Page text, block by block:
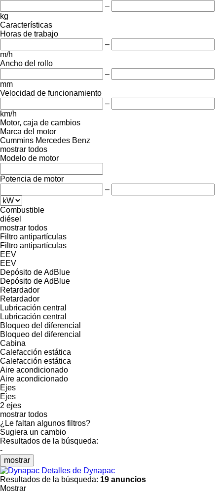
–
kg
Características
Horas de trabajo
–
m/h
Ancho del rollo
–
mm
Velocidad de funcionamiento
–
km/h
Motor, caja de cambios
Marca del motor
Cummins Mercedes Benz
mostrar todos
Modelo de motor
Potencia de motor
–
Combustible
diésel
mostrar todos
Filtro antipartículas
Filtro antipartículas
EEV
EEV
Depósito de AdBlue
Depósito de AdBlue
Retardador
Retardador
Lubricación central
Lubricación central
Bloqueo del diferencial
Bloqueo del diferencial
Cabina
Calefacción estática
Calefacción estática
Aire acondicionado
Aire acondicionado
Ejes
Ejes
2 ejes
mostrar todos
¿Le faltan algunos filtros?
Sugiera un cambio
Resultados de la búsqueda:
-
mostrar
Detalles de Dynapac
Resultados de la búsqueda: 19 anuncios
Mostrar